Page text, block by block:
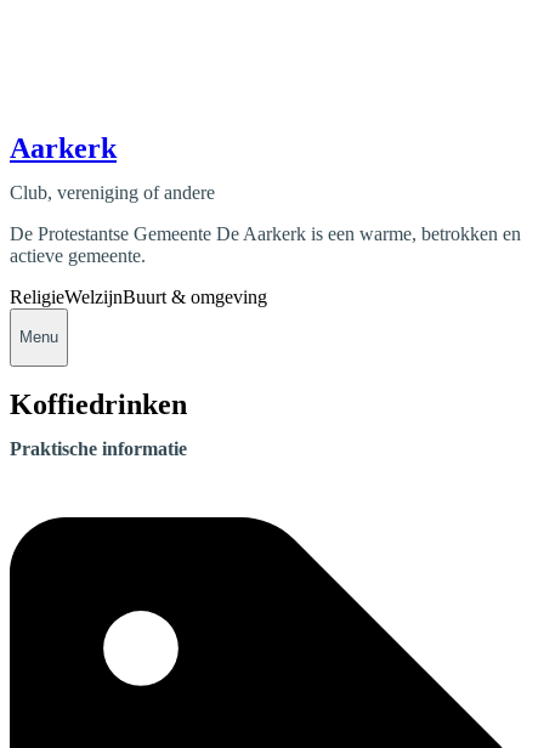
Aarkerk
Club, vereniging of andere
De Protestantse Gemeente De Aarkerk is een warme, betrokken en
actieve gemeente.
ReligieWelzijnBuurt & omgeving
Menu
Koffiedrinken
Praktische informatie